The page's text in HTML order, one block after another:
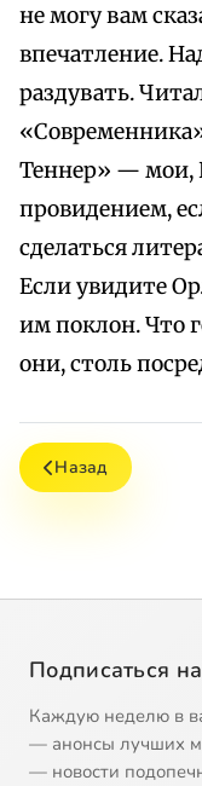
не могу вам
впечатление.
раздувать.
Теннер» — мои,
провидением,
сделаться
Если увидите
им поклон. Что
они, столь
Назад
Подписаться
Каждую неделю в
— анонсы лучших
— новости